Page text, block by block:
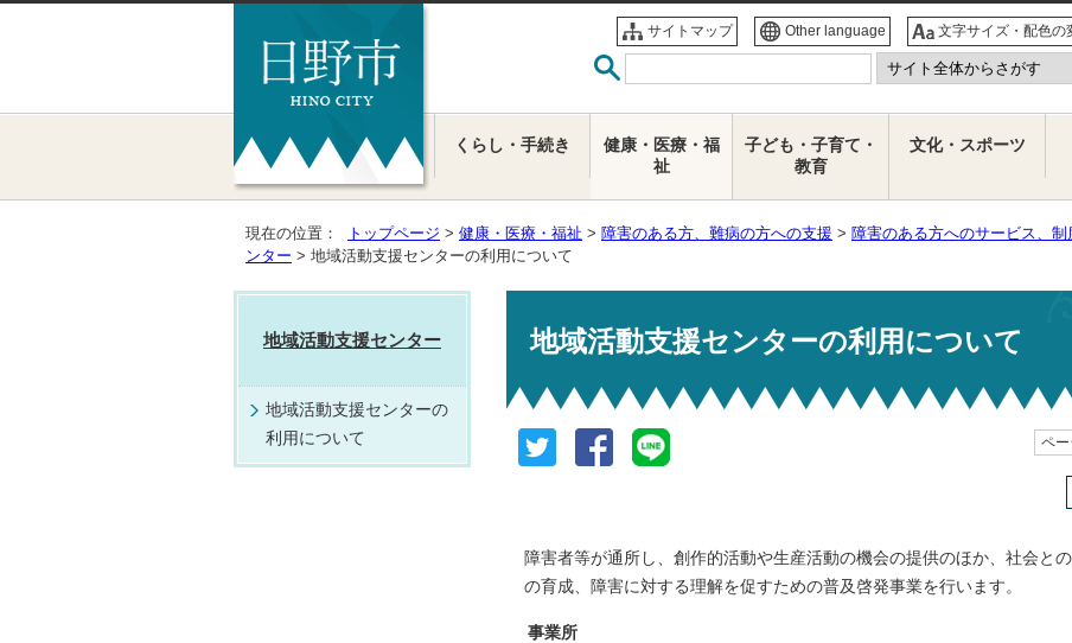
サイトマップ Other language 文字サイズ・配色の
くらし・手続き
健康・医療・福
祉
子ども・子育て・
教育
文化・スポーツ
現在の位置： トップページ > 健康・医療・福祉 > 障害のある方、難病の方への支援 > 障害のある方へのサービス、制
ンター > 地域活動支援センターの利用について
地域活動支援センターの利用について
ペ
障害者等が通所し、創作的活動や生産活動の機会の提供のほか、社会と
の育成、障害に対する理解を促すための普及啓発事業を行います。
事業所
地域活動支援センター
地域活動支援センターの
利用について